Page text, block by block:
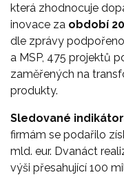
která zhodnocuje
inovace za období
dle zprávy
a MSP, 475 projektů
zaměřených na
produkty.
Sledované
firmám se podařilo
mld. eur. Dvanáct
výši přesahující 100